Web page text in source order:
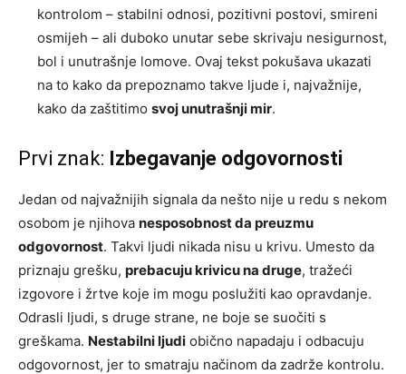
kontrolom – stabilni odnosi, pozitivni postovi, smireni
osmijeh – ali duboko unutar sebe skrivaju nesigurnost,
bol i unutrašnje lomove. Ovaj tekst pokušava ukazati
na to kako da prepoznamo takve ljude i, najvažnije,
kako da zaštitimo svoj unutrašnji mir.
Prvi znak: Izbegavanje odgovornosti
Jedan od najvažnijih signala da nešto nije u redu s nekom
osobom je njihova nesposobnost da preuzmu
odgovornost. Takvi ljudi nikada nisu u krivu. Umesto da
priznaju grešku, prebacuju krivicu na druge, tražeći
izgovore i žrtve koje im mogu poslužiti kao opravdanje.
Odrasli ljudi, s druge strane, ne boje se suočiti s
greškama. Nestabilni ljudi obično napadaju i odbacuju
odgovornost, jer to smatraju načinom da zadrže kontrolu.